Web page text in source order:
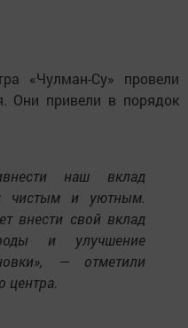
«Чулман-Су» провели
Они привели в порядок
наш вклад
чистым и уютным.
внести свой вклад
и улучшение
— отметили
центра.